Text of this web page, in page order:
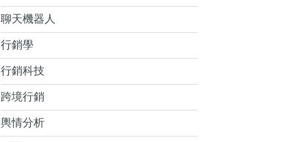
聊天機器人
行銷學
行銷科技
跨境行銷
輿情分析